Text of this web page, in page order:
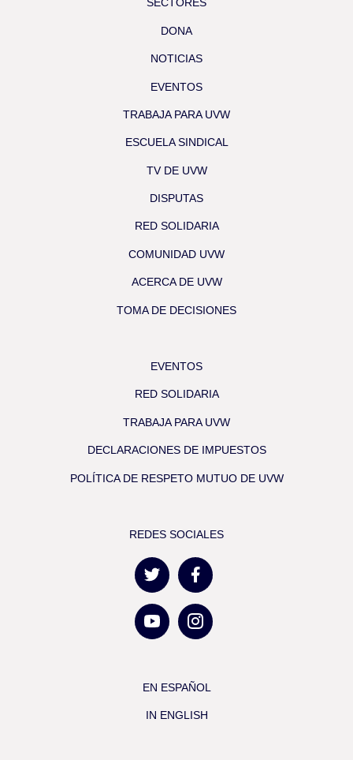
SECTORES
DONA
NOTICIAS
EVENTOS
TRABAJA PARA UVW
ESCUELA SINDICAL
TV DE UVW
DISPUTAS
RED SOLIDARIA
COMUNIDAD UVW
ACERCA DE UVW
TOMA DE DECISIONES
EVENTOS
RED SOLIDARIA
TRABAJA PARA UVW
DECLARACIONES DE IMPUESTOS
POLÍTICA DE RESPETO MUTUO DE UVW
REDES SOCIALES
EN ESPAÑOL
IN ENGLISH